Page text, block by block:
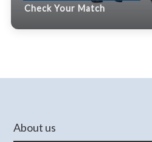
Check Your Match
About us